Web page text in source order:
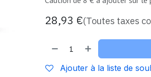
28,93 €(Toutes taxes
Ajouter à la liste de